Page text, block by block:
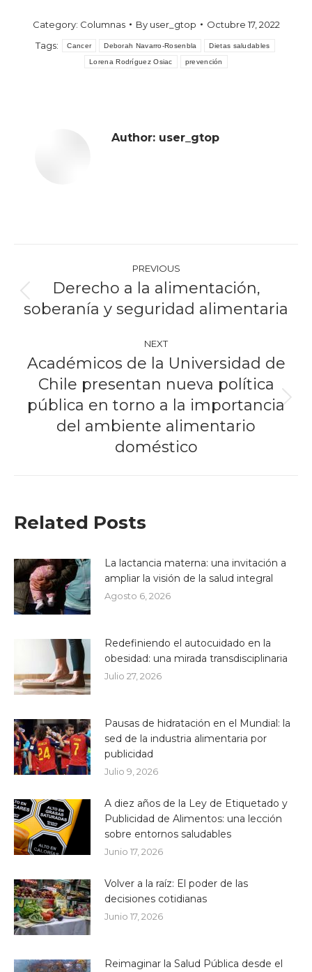
Category: Columnas By user_gtop
Octubre 17, 2022
Tags:
Cancer Deborah Navarro-Rosenbla Dietas saludables
Lorena Rodríguez Osiac prevención
Author: user_gtop
navigation
PREVIOUS
post:
Derecho a la alimentación,
soberanía y seguridad alimentaria
NEXT
Next
post:
Académicos de la Universidad de
Chile presentan nueva política
pública en torno a la importancia
del ambiente alimentario
doméstico
Related Posts
La lactancia materna: una invitación a
ampliar la visión de la salud integral
Agosto 6, 2026
Redefiniendo el autocuidado en la
obesidad: una mirada transdisciplinaria
Julio 27, 2026
Pausas de hidratación en el Mundial: la
sed de la industria alimentaria por
publicidad
Julio 9, 2026
A diez años de la Ley de Etiquetado y
Publicidad de Alimentos: una lección
sobre entornos saludables
Junio 17, 2026
Volver a la raíz: El poder de las
decisiones cotidianas
Junio 17, 2026
Reimaginar la Salud Pública desde el